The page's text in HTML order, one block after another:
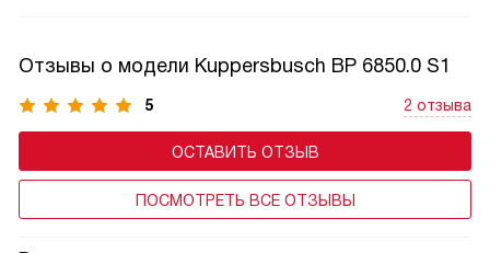
Отзывы о модели Kuppersbusch BP 6850.0 S1
5 2 отзыва
ОСТАВИТЬ ОТЗЫВ
ПОСМОТРЕТЬ ВСЕ ОТЗЫВЫ